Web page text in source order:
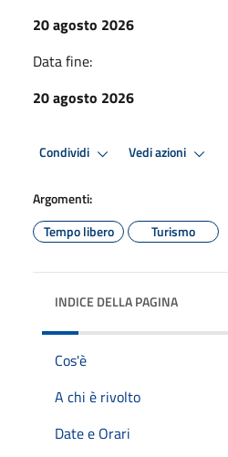
20 agosto 2026
Data fine:
20 agosto 2026
Condividi Vedi azioni
Argomenti:
Tempo libero
Turismo
INDICE DELLA PAGINA
Cos'è
A chi è rivolto
Date e Orari